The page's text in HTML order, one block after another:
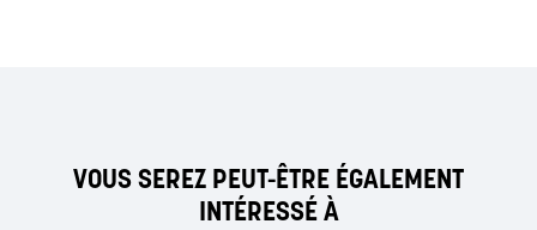
VOUS SEREZ PEUT-ÊTRE ÉGALEMENT
INTÉRESSÉ À